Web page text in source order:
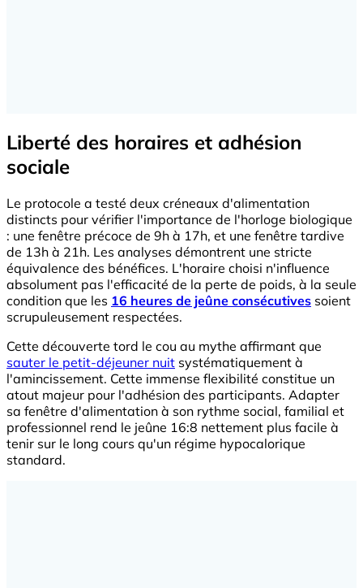
Liberté des horaires et adhésion
sociale
Le protocole a testé deux créneaux d'alimentation
distincts pour vérifier l'importance de l'horloge biologique
: une fenêtre précoce de 9h à 17h, et une fenêtre tardive
de 13h à 21h. Les analyses démontrent une stricte
équivalence des bénéfices. L'horaire choisi n'influence
absolument pas l'efficacité de la perte de poids, à la seule
condition que les 16 heures de jeûne consécutives soient
scrupuleusement respectées.
Cette découverte tord le cou au mythe affirmant que
sauter le petit-déjeuner nuit systématiquement à
l'amincissement. Cette immense flexibilité constitue un
atout majeur pour l'adhésion des participants. Adapter
sa fenêtre d'alimentation à son rythme social, familial et
professionnel rend le jeûne 16:8 nettement plus facile à
tenir sur le long cours qu'un régime hypocalorique
standard.